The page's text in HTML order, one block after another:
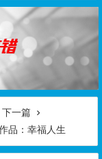
下一篇
品：幸福人生